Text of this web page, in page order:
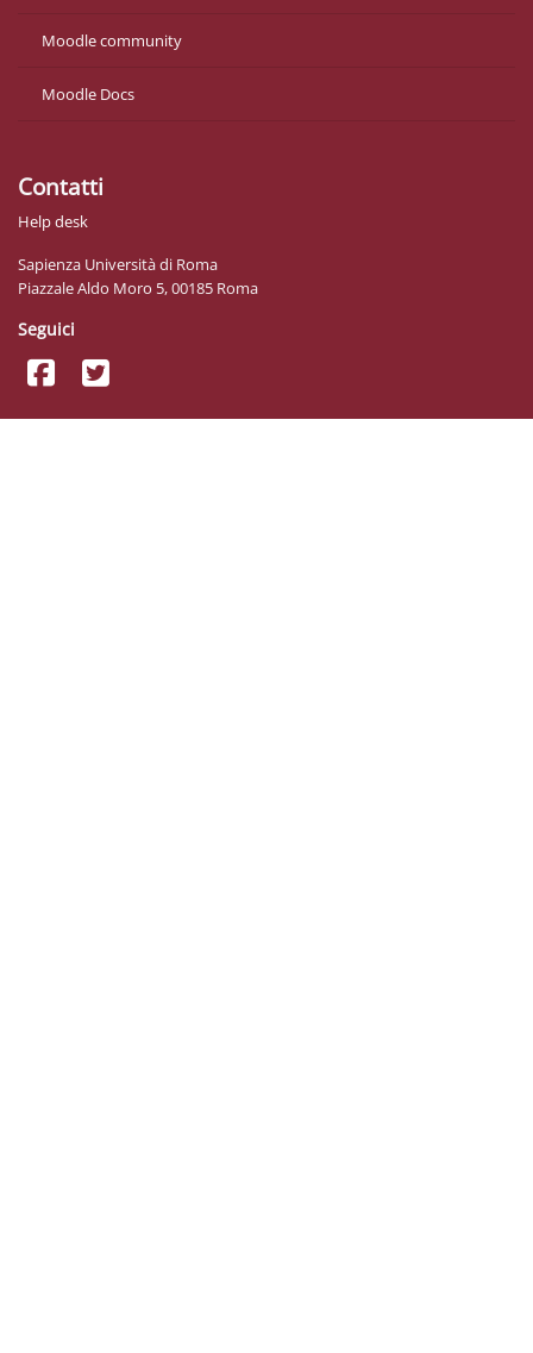
Moodle community
Moodle Docs
Contatti
Help desk
Sapienza Università di Roma
Piazzale Aldo Moro 5, 00185 Roma
Seguici